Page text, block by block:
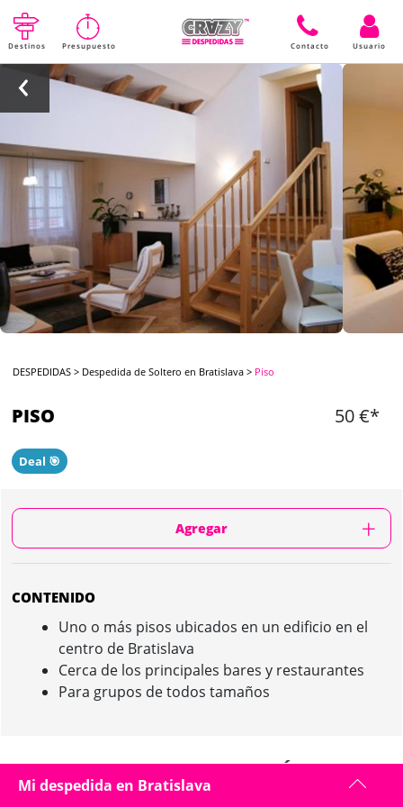
Destinos Presupuesto Contacto Usuario
DESPEDIDAS > Despedida de Soltero en Bratislava > Piso
PISO 50 €*
Deal 🎯
Agregar
CONTENIDO
Uno o más pisos ubicados en un edificio en el
centro de Bratislava
Cerca de los principales bares y restaurantes
Para grupos de todos tamaños
PISO IN BRATISLAVA : PRESENTACIÓN
Mi despedida en Bratislava